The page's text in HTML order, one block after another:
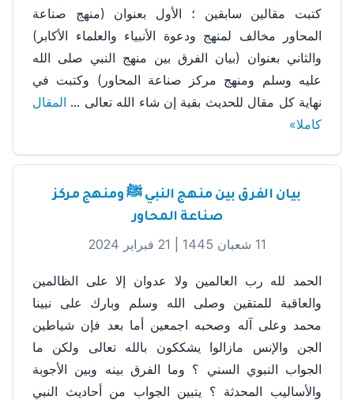
كتبت مقالين سابقين ؛ الأول بعنوان (منهج صناعة
المحاور مخالف لمنهج ودعوة الأنبياء والعلماء الأكابر)
والثاني بعنوان (بيان الفرق بين منهج النبي صلى الله
عليه وسلم ومنهج مركز صناعة المحاور) وكتبت في
نهاية كل مقال للحديث بقية إن شاء الله تعالى ... المقال
كاملا»
بيان الفرق بين منهج النبي ﷺ ومنهج مركز
صناعة المحاور
11 شعبان 1445 | 21 فبراير 2024
الحمد لله رب العالمين ولا عدوان إلا على الظالمين
والعاقبة للمتقين وصلى الله وسلم وبارك على نبينا
محمد وعلى آله وصحبه اجمعين أما بعد فإن شياطين
الجن والإنس مازالوا يشككون بالله تعالى ولكن ما
الجواب النبوي السني ؟ وما الفرق بينه وبين الأجوبة
والأساليب المحدثة ؟ يتبين الجواب من أحاديث النبي